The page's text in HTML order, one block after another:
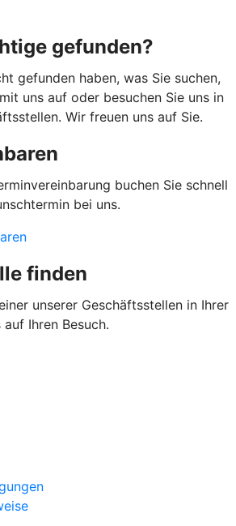
gefunden?
gefunden haben, was Sie suchen,
uns auf oder besuchen Sie uns in
Wir freuen uns auf Sie.
buchen Sie schnell
bei uns.
finden
unserer Geschäftsstellen in Ihrer
Ihren Besuch.